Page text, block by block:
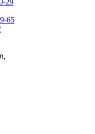
29
65